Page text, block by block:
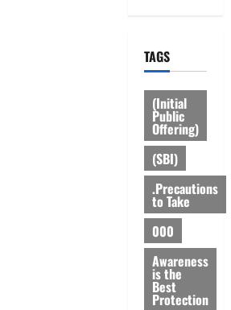
TAGS
(Initial
Public
Offering)
(SBI)
.Precautions
to Take
000
Awareness
is the
Best
Protection